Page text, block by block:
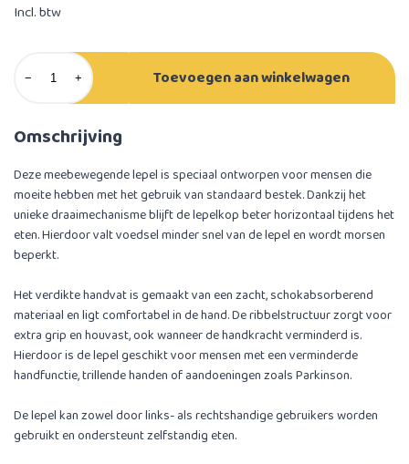
Incl. btw
− + Toevoegen aan winkelwagen
Omschrijving
Deze meebewegende lepel is speciaal ontworpen voor mensen die
moeite hebben met het gebruik van standaard bestek. Dankzij het
unieke draaimechanisme blijft de lepelkop beter horizontaal tijdens het
eten. Hierdoor valt voedsel minder snel van de lepel en wordt morsen
beperkt.
Het verdikte handvat is gemaakt van een zacht, schokabsorberend
materiaal en ligt comfortabel in de hand. De ribbelstructuur zorgt voor
extra grip en houvast, ook wanneer de handkracht verminderd is.
Hierdoor is de lepel geschikt voor mensen met een verminderde
handfunctie, trillende handen of aandoeningen zoals Parkinson.
De lepel kan zowel door links- als rechtshandige gebruikers worden
gebruikt en ondersteunt zelfstandig eten.